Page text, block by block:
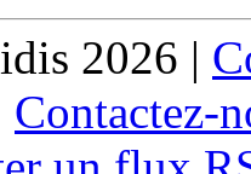
2026 |
Contactez-